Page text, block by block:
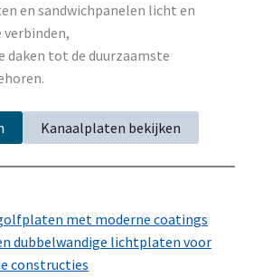
en sandwichpanelen licht en
daken tot de duurzaamste
Kanaalplaten bekijken
met moderne coatings
dubbelwandige lichtplaten voor
constructies